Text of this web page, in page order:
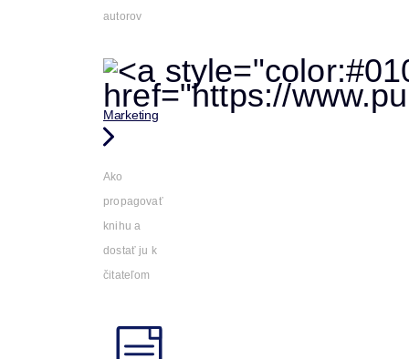
autorov
Marketing
Ako
propagovať
knihu a
dostať ju k
čitateľom